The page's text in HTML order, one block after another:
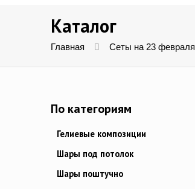
Каталог
Главная Сеты на 23 февраля
По категориям
Гелиевые композиции
Шары под потолок
Шары поштучно